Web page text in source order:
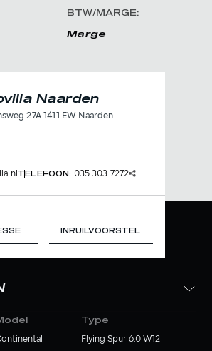
BTW/MARGE:
Marge
Naarden
27A 1411 EW Naarden
TELEFOON: 035 303 7272
INRUILVOORSTEL
Type
Flying Spur 6.0 W12